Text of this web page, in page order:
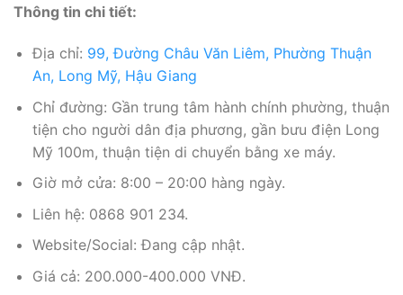
Thông tin chi tiết:
Địa chỉ: 99, Đường Châu Văn Liêm, Phường Thuận
An, Long Mỹ, Hậu Giang
Chỉ đường: Gần trung tâm hành chính phường, thuận
tiện cho người dân địa phương, gần bưu điện Long
Mỹ 100m, thuận tiện di chuyển bằng xe máy.
Giờ mở cửa: 8:00 – 20:00 hàng ngày.
Liên hệ: 0868 901 234.
Website/Social: Đang cập nhật.
Giá cả: 200.000-400.000 VNĐ.